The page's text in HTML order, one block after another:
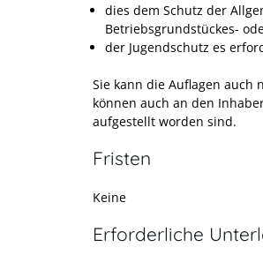
dies dem Schutz der
Betriebsgrundstückes-
der Jugendschutz es
Sie kann die Auflagen auch
können auch an den
aufgestellt worden sind.
Fristen
Keine
Erforderliche